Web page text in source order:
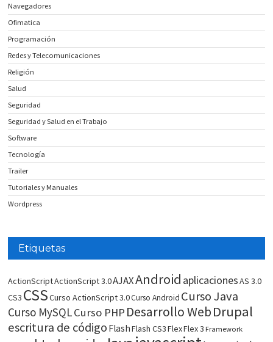
Navegadores
Ofimatica
Programación
Redes y Telecomunicaciones
Religión
Salud
Seguridad
Seguridad y Salud en el Trabajo
Software
Tecnología
Trailer
Tutoriales y Manuales
Wordpress
Etiquetas
ActionScriptActionScript 3.0AJAXAndroid aplicacionesAS 3.0
CS3 CSSCurso ActionScript 3.0Curso Android Curso Java
Curso MySQLCurso PHP Desarrollo WebDrupal
escritura de código FlashFlash CS3FlexFlex 3 Framework